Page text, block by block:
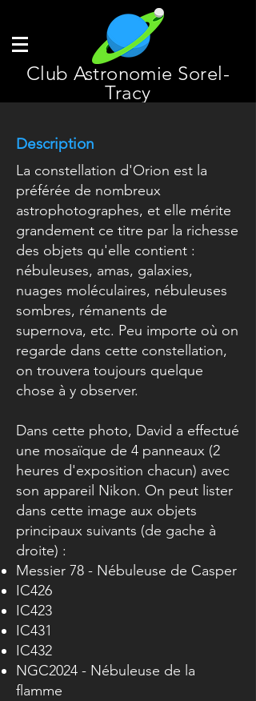
Club Astronomie Sorel-
Tracy
Description
La constellation d'Orion est la
préférée de nombreux
astrophotographes, et elle mérite
grandement ce titre par la richesse
des objets qu'elle contient :
nébuleuses, amas, galaxies,
nuages moléculaires, nébuleuses
sombres, rémanents de
supernova, etc. Peu importe où on
regarde dans cette constellation,
on trouvera toujours quelque
chose à y observer.
Dans cette photo, David a effectué
une mosaïque de 4 panneaux (2
heures d'exposition chacun) avec
son appareil Nikon. On peut lister
dans cette image aux objets
principaux suivants (de gache à
droite) :
Messier 78 - Nébuleuse de Casper
IC426
IC423
IC431
IC432
NGC2024 - Nébuleuse de la
flamme